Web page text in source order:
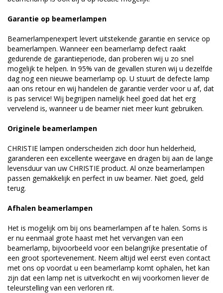
Garantie op beamerlampen
Beamerlampenexpert levert uitstekende garantie en service op
beamerlampen. Wanneer een beamerlamp defect raakt
gedurende de garantieperiode, dan proberen wij u zo snel
mogelijk te helpen. In 95% van de gevallen sturen wij u dezelfde
dag nog een nieuwe beamerlamp op. U stuurt de defecte lamp
aan ons retour en wij handelen de garantie verder voor u af, dat
is pas service! Wij begrijpen namelijk heel goed dat het erg
vervelend is, wanneer u de beamer niet meer kunt gebruiken.
Originele beamerlampen
CHRISTIE lampen onderscheiden zich door hun helderheid,
garanderen een excellente weergave en dragen bij aan de lange
levensduur van uw CHRISTIE product. Al onze beamerlampen
passen gemakkelijk en perfect in uw beamer. Niet goed, geld
terug.
Afhalen beamerlampen
Het is mogelijk om bij ons beamerlampen af te halen. Soms is
er nu eenmaal grote haast met het vervangen van een
beamerlamp, bijvoorbeeld voor een belangrijke presentatie of
een groot sportevenement. Neem altijd wel eerst even contact
met ons op voordat u een beamerlamp komt ophalen, het kan
zijn dat een lamp net is uitverkocht en wij voorkomen liever de
teleurstelling van een verloren rit.